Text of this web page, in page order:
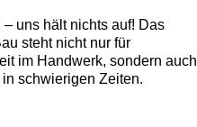
uns hält nichts auf! Das
steht nicht nur für
im Handwerk, sondern auch
schwierigen Zeiten.